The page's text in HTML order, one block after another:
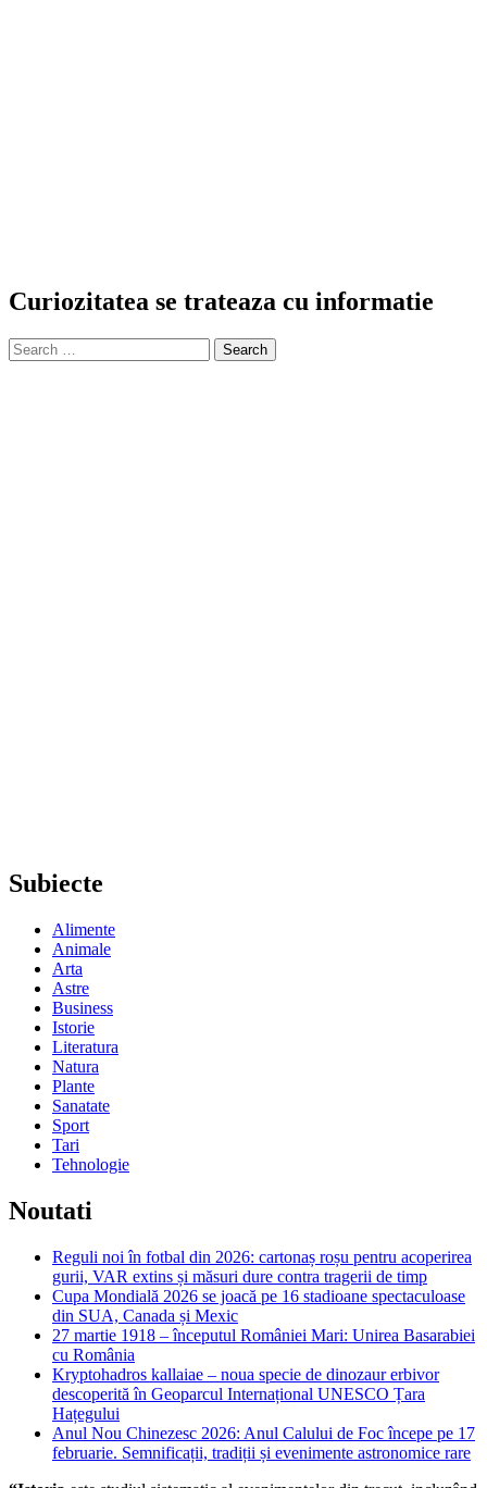
Curiozitatea se trateaza cu informatie
Search
for:
Subiecte
Alimente
Animale
Arta
Astre
Business
Istorie
Literatura
Natura
Plante
Sanatate
Sport
Tari
Tehnologie
Noutati
Reguli noi în fotbal din 2026: cartonaș roșu pentru acoperirea
gurii, VAR extins și măsuri dure contra tragerii de timp
Cupa Mondială 2026 se joacă pe 16 stadioane spectaculoase
din SUA, Canada și Mexic
27 martie 1918 – începutul României Mari: Unirea Basarabiei
cu România
Kryptohadros kallaiae – noua specie de dinozaur erbivor
descoperită în Geoparcul Internațional UNESCO Țara
Hațegului
Anul Nou Chinezesc 2026: Anul Calului de Foc începe pe 17
februarie. Semnificații, tradiții și evenimente astronomice rare